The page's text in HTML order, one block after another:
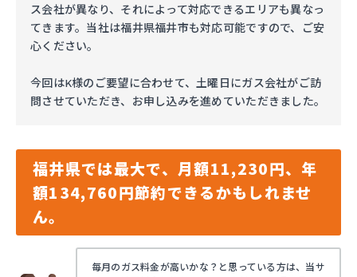
ス会社が異なり、それによって対応できるエリアも異なっ
てきます。当社は福井県福井市も対応可能ですので、ご安
心ください。
今回はK様のご要望に合わせて、土曜日にガス会社がご訪
問させていただき、お申し込みを進めていただきました。
福井県では最大で、月額11,230円、年
額134,760円節約できるかもしれませ
ん。
毎月のガス料金が高いかな？と思っている方は、当サ